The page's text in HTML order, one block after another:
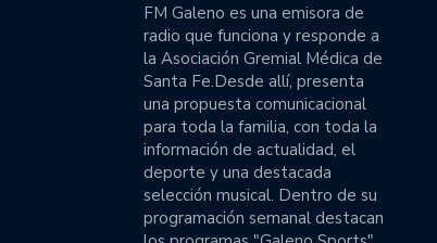
El Tate a pleno
Unión emprende
Unión volvió a
división.
Colón goleó a
FM Galeno es una emisora de
radio que funciona y responde a
la Asociación Gremial Médica de
Santa Fe.Desde allí, presenta
una propuesta comunicacional
para toda la familia, con toda la
información de actualidad, el
deporte y una destacada
selección musical. Dentro de su
programación semanal destacan